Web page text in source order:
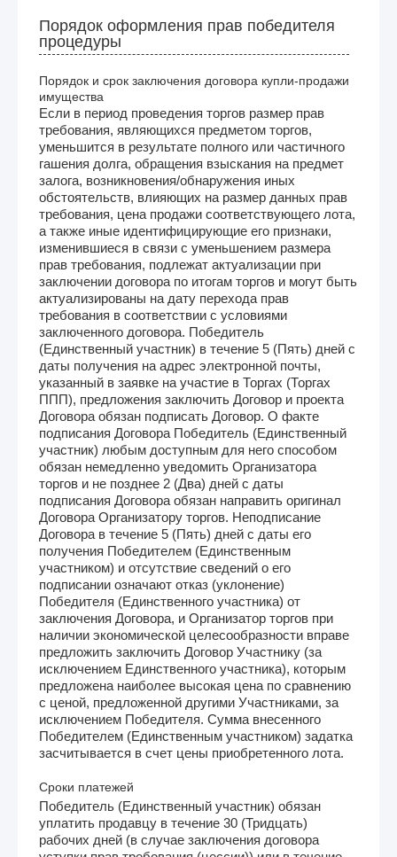
Порядок оформления прав победителя
процедуры
Порядок и срок заключения договора купли-продажи
имущества
Если в период проведения торгов размер прав
требования, являющихся предметом торгов,
уменьшится в результате полного или частичного
гашения долга, обращения взыскания на предмет
залога, возникновения/обнаружения иных
обстоятельств, влияющих на размер данных прав
требования, цена продажи соответствующего лота,
а также иные идентифицирующие его признаки,
изменившиеся в связи с уменьшением размера
прав требования, подлежат актуализации при
заключении договора по итогам торгов и могут быть
актуализированы на дату перехода прав
требования в соответствии с условиями
заключенного договора. Победитель
(Единственный участник) в течение 5 (Пять) дней с
даты получения на адрес электронной почты,
указанный в заявке на участие в Торгах (Торгах
ППП), предложения заключить Договор и проекта
Договора обязан подписать Договор. О факте
подписания Договора Победитель (Единственный
участник) любым доступным для него способом
обязан немедленно уведомить Организатора
торгов и не позднее 2 (Два) дней с даты
подписания Договора обязан направить оригинал
Договора Организатору торгов. Неподписание
Договора в течение 5 (Пять) дней с даты его
получения Победителем (Единственным
участником) и отсутствие сведений о его
подписании означают отказ (уклонение)
Победителя (Единственного участника) от
заключения Договора, и Организатор торгов при
наличии экономической целесообразности вправе
предложить заключить Договор Участнику (за
исключением Единственного участника), которым
предложена наиболее высокая цена по сравнению
с ценой, предложенной другими Участниками, за
исключением Победителя. Сумма внесенного
Победителем (Единственным участником) задатка
засчитывается в счет цены приобретенного лота.
Сроки платежей
Победитель (Единственный участник) обязан
уплатить продавцу в течение 30 (Тридцать)
рабочих дней (в случае заключения договора